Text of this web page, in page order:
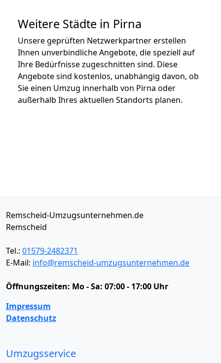
Weitere Städte in Pirna
Unsere geprüften Netzwerkpartner erstellen
Ihnen unverbindliche Angebote, die speziell auf
Ihre Bedürfnisse zugeschnitten sind. Diese
Angebote sind kostenlos, unabhängig davon, ob
Sie einen Umzug innerhalb von Pirna oder
außerhalb Ihres aktuellen Standorts planen.
Remscheid-Umzugsunternehmen.de
Remscheid
Tel.: 01579-2482371
E-Mail: info@remscheid-umzugsunternehmen.de
Öffnungszeiten: Mo - Sa: 07:00 - 17:00 Uhr
Impressum
Datenschutz
Umzugsservice